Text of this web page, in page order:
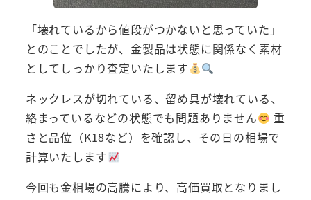
「壊れているから値段がつかないと思っていた」
とのことでしたが、金製品は状態に関係なく素材
としてしっかり査定いたします
ネックレスが切れている、留め具が壊れている、
絡まっているなどの状態でも問題ありません
重
さと品位（K18など）を確認し、その日の相場で
計算いたします
今回も金相場の高騰により、高価買取となりまし